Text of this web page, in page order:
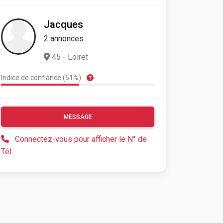
Jacques
2 annonces
45 - Loiret
Indice de confiance (51%)
MESSAGE
Connectez-vous pour afficher le N° de
Tél.